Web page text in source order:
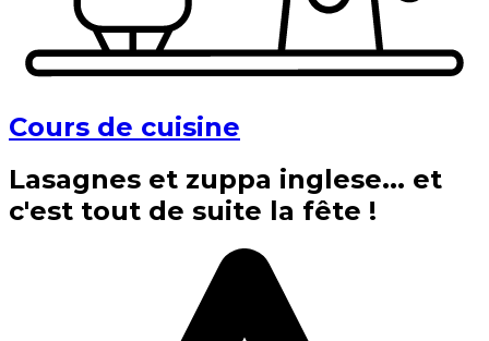
Cours de cuisine
Lasagnes et zuppa inglese... et
c'est tout de suite la fête !